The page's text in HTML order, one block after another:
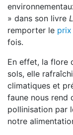
» dans son livre
remporter le
fois.
En effet, la flore
sols, elle
climatiques et
faune nous rend
pollinisation par
notre